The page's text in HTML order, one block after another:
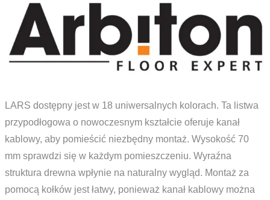
LARS dostępny jest w 18 uniwersalnych kolorach. Ta listwa
przypodłogowa o nowoczesnym kształcie oferuje kanał
kablowy, aby pomieścić niezbędny montaż. Wysokość 70
mm sprawdzi się w każdym pomieszczeniu. Wyraźna
struktura drewna wpłynie na naturalny wygląd. Montaż za
pomocą kołków jest łatwy, ponieważ kanał kablowy można